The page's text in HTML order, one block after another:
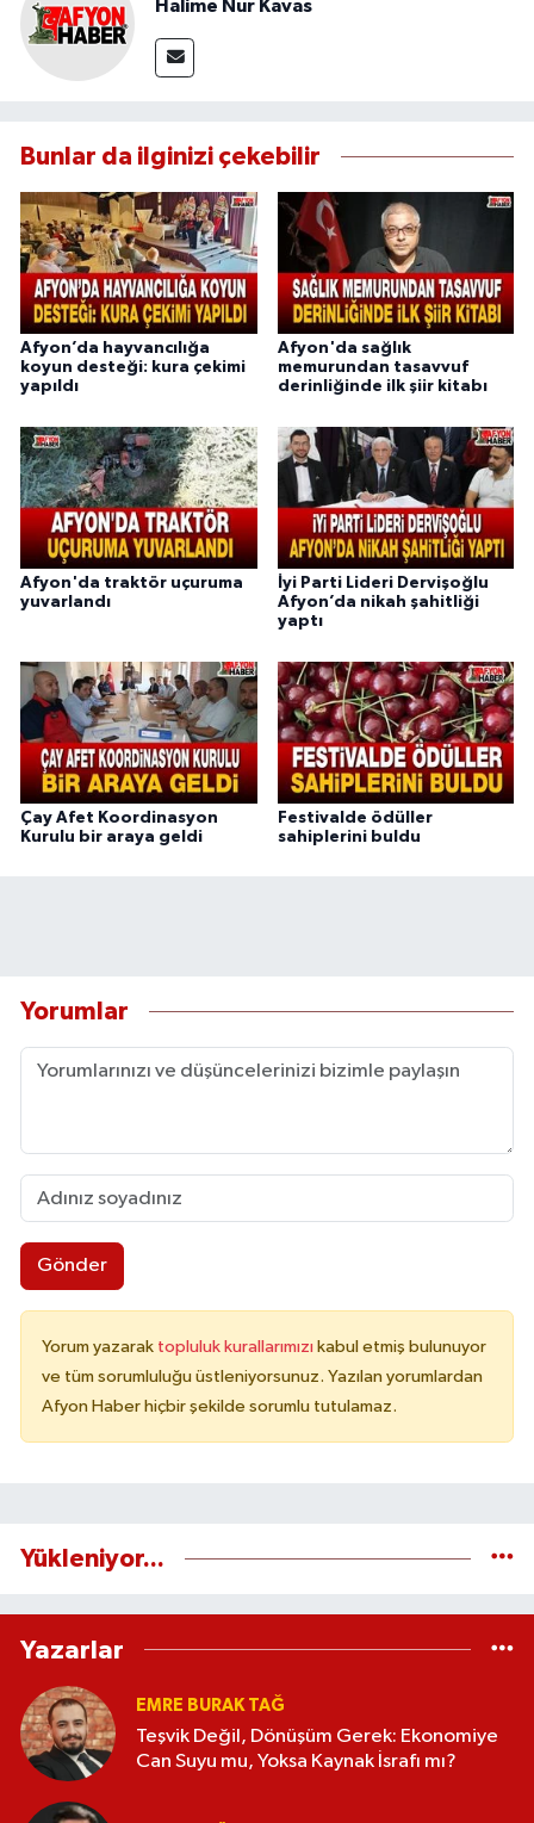
Halime Nur Kavas
Bunlar da ilginizi çekebilir
Afyon’da hayvancılığa
koyun desteği: kura çekimi
yapıldı
Afyon'da sağlık
memurundan tasavvuf
derinliğinde ilk şiir kitabı
Afyon'da traktör uçuruma
yuvarlandı
İyi Parti Lideri Dervişoğlu
Afyon’da nikah şahitliği
yaptı
Çay Afet Koordinasyon
Kurulu bir araya geldi
Festivalde ödüller
sahiplerini buldu
Yorumlar
Gönder
Yorum yazarak topluluk kurallarımızı kabul etmiş bulunuyor
ve tüm sorumluluğu üstleniyorsunuz. Yazılan yorumlardan
Afyon Haber hiçbir şekilde sorumlu tutulamaz.
Yükleniyor...
Yazarlar
EMRE BURAK TAĞ
Teşvik Değil, Dönüşüm Gerek: Ekonomiye
Can Suyu mu, Yoksa Kaynak İsrafı mı?